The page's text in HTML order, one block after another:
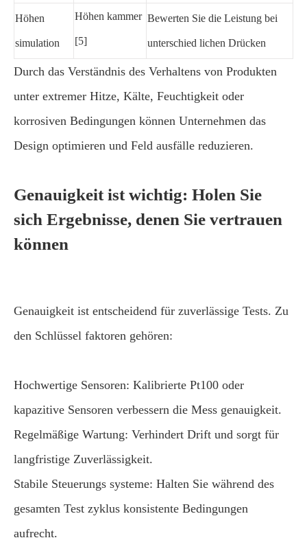
Höhen
simulation
Höhen kammer
[5]
Bewerten Sie die Leistung bei
unterschied lichen Drücken
Durch das Verständnis des Verhaltens von Produkten
unter extremer Hitze, Kälte, Feuchtigkeit oder
korrosiven Bedingungen können Unternehmen das
Design optimieren und Feld ausfälle reduzieren.
Genauigkeit ist wichtig: Holen Sie
sich Ergebnisse, denen Sie vertrauen
können
Genauigkeit ist entscheidend für zuverlässige Tests. Zu
den Schlüssel faktoren gehören:
Hochwertige Sensoren: Kalibrierte Pt100 oder
kapazitive Sensoren verbessern die Mess genauigkeit.
Regelmäßige Wartung: Verhindert Drift und sorgt für
langfristige Zuverlässigkeit.
Stabile Steuerungs systeme: Halten Sie während des
gesamten Test zyklus konsistente Bedingungen
aufrecht.